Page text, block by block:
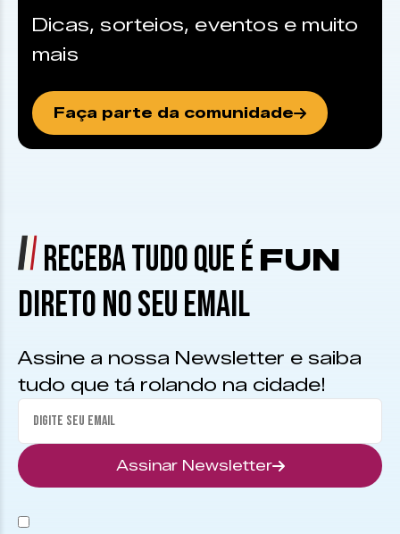
Dicas, sorteios, eventos e muito
mais
Faça parte da comunidade
RECEBA TUDO QUE É FUN
DIRETO NO SEU EMAIL
Assine a nossa Newsletter e saiba
tudo que tá rolando na cidade!
Assinar Newsletter